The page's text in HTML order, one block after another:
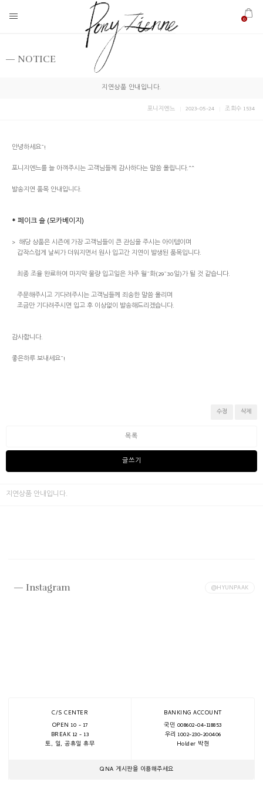
0
NOTICE
지연상품 안내입니다.
포니지엔느 2023-05-24 조회수 1534
안녕하세요~!
포니지엔느를 늘 아껴주시는 고객님들께 감사하다는 말씀 올립니다.^^
발송지연 품목 안내입니다.
* 페이크 숄 (모카베이지)
> 해당 상품은 시즌에 가장 고객님들이 큰 관심을 주시는 아이템이며
갑작스럽게 날씨가 더워지면서 원사 입고간 지연이 발생된 품목입니다.
최종 조율 완료하여 마지막 물량 입고일은 차주 월~화(29~30일)가 될 것 같습니다.
주문해주시고 기다려주시는 고객님들께 죄송한 말씀 올리며
조금만 기다려주시면 입고 후 이상없이 발송해드리겠습니다.
감사합니다.
좋은하루 보내세요~!
수정 삭제
목록
글쓰기
지연상품 안내입니다.
Instagram @HYUNPAAK
C/S CENTER
OPEN 10 - 17
BREAK 12 - 13
토, 일, 공휴일 휴무
BANKING ACCOUNT
국민 008602-04-118853
우리 1002-230-200406
Holder 박현
QNA 게시판을 이용해주세요